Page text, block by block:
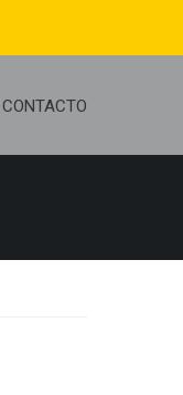
CONTACTO